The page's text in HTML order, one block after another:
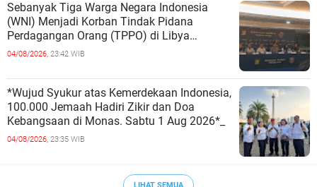
Sebanyak Tiga Warga Negara Indonesia
(WNI) Menjadi Korban Tindak Pidana
Perdagangan Orang (TPPO) di Libya
Berhasil Dipulangkan Ke - Indonesia. Mereka
04/08/2026, 23:42 WIB
*Wujud Syukur atas Kemerdekaan Indonesia,
100.000 Jemaah Hadiri Zikir dan Doa
Kebangsaan di Monas. Sabtu 1 Aug 2026*_
04/08/2026, 23:35 WIB
LIHAT SEMUA